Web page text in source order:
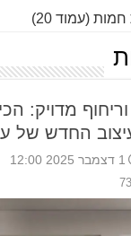
חמות (עמוד 20)
מדויק:
החדש של
1 דצמבר 2025 12:00